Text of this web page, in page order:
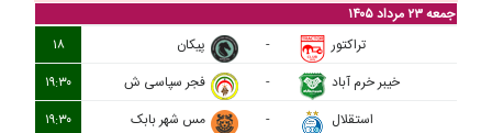
جمعه ۲۳ مرداد ۱۴۰۵
تراکتور
- پيکان
۱۸
خيبر خرم آباد
- فجر سپاسی ش
۱۹:۳۰
استقلال
- مس شهر بابک
۱۹:۳۰